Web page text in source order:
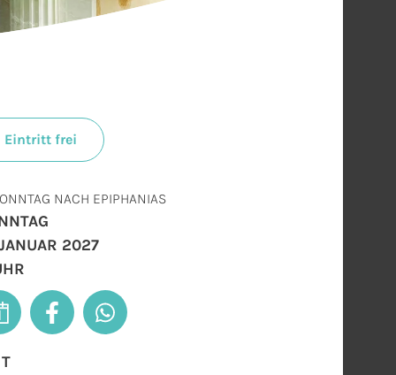
Eintritt frei
NACH EPIPHANIAS
2027